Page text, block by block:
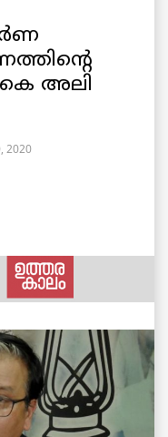
അലി
2020